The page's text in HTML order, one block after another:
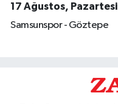
17 Ağustos, Pazartesi
Samsunspor - Göztepe